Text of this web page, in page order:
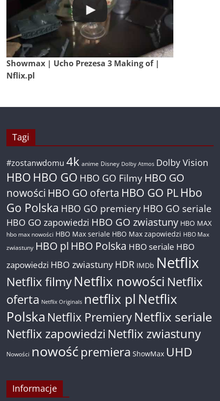
Showmax | Ucho Prezesa 3 Making of |
Nflix.pl
Tagi
#zostanwdomu 4k anime Disney Dolby Atmos Dolby Vision
HBO HBO GO HBO GO Filmy HBO GO
nowości HBO GO oferta HBO GO PL Hbo
Go Polska HBO GO premiery HBO GO seriale
HBO GO zapowiedzi HBO GO zwiastuny HBO MAX
hbo max nowości HBO Max seriale HBO Max zapowiedzi HBO Max
zwiastuny HBO pl HBO Polska HBO seriale HBO
zapowiedzi HBO zwiastuny HDR IMDb Netflix
Netflix filmyNetflix nowości Netflix
oferta Netflix Originals netflix pl Netflix
Polska Netflix PremieryNetflix seriale
Netflix zapowiedzi Netflix zwiastuny
Nowości nowość premiera ShowMax UHD
Informacje